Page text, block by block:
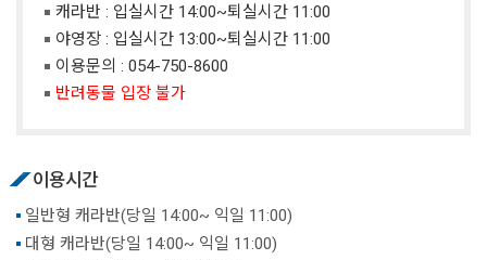
캐라반 : 입실시간 14:00~퇴실시간 11:00
야영장 : 입실시간 13:00~퇴실시간 11:00
이용문의 : 054-750-8600
반려동물 입장 불가
이용시간
일반형 캐라반(당일 14:00~ 익일 11:00)
대형 캐라반(당일 14:00~ 익일 11:00)